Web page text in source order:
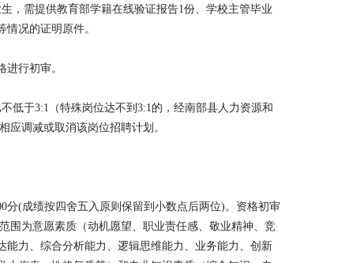
，需提供教育部学籍在线验证报告1份、学校主管毕业
况的证明原件。
进行初审。
低于3:1（特殊岗位达不到3:1的，经南部县人力资源和
应调减或取消该岗位招聘计划。
分(成绩按四舍五入原则保留到小数点后两位)。资格初审
围为意愿素质（动机愿望、职业责任感、敬业精神、竞
力、综合分析能力、逻辑思维能力、业务能力、创新